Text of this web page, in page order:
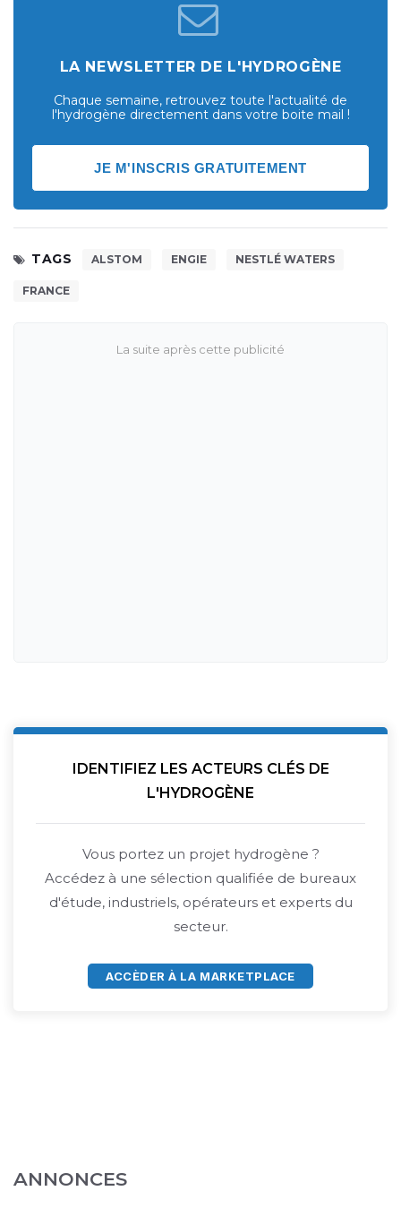
LA NEWSLETTER DE L'HYDROGÈNE
Chaque semaine, retrouvez toute l'actualité de
l'hydrogène directement dans votre boite mail !
JE M'INSCRIS GRATUITEMENT
TAGS ALSTOM ENGIE NESTLÉ WATERS
FRANCE
IDENTIFIEZ LES ACTEURS CLÉS DE
L'HYDROGÈNE
Vous portez un projet hydrogène ?
Accédez à une sélection qualifiée de bureaux
d'étude, industriels, opérateurs et experts du
secteur.
ACCÈDER À LA MARKETPLACE
ANNONCES